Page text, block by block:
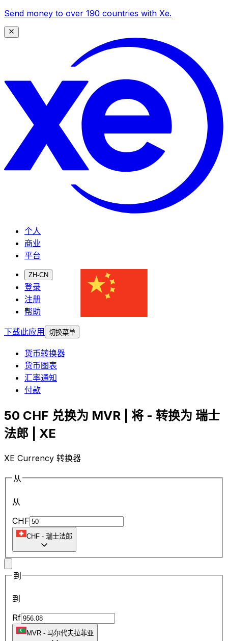
Send money to over 190 countries with Xe.
个人
商业
平台
ZH-CN
登录
注册
帮助
下载此应用
切换菜单
货币转换器
货币图表
汇率通知
付款
50 CHF 兑换为 MVR | 将 - 转换为 瑞士
法郎 | XE
XE Currency 转换器
从
从
CHF
CHF - 瑞士法郎
到
到
Rf
MVR - 马尔代夫拉菲亚